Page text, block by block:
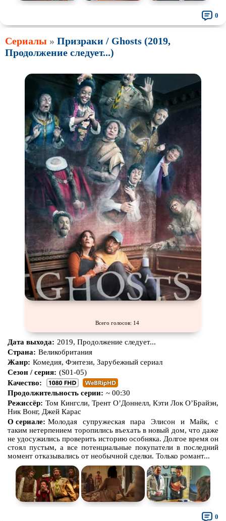
0
Сериалы » Призраки / Ghosts (2019,
Продолжение следует...)
Всего голосов: 14
Дата выхода: 2019, Продолжение следует...
Страна: Великобритания
Жанр: Комедия, Фэнтези, Зарубежный сериал
Сезон / серия: (S01-05)
Качество:
Продолжительность серии: ~ 00:30
Режиссёр: Том Кингсли, Трент О’Доннелл, Кэти Лок О’Брайэн,
Ник Вонг, Джей Карас
О сериале: Молодая супружеская пара Элисон и Майк, с
таким нетерпением торопились въехать в новый дом, что даже
не удосужились проверить историю особняка. Долгое время он
стоял пустым, а все потенциальные покупатели в последний
момент отказывались от необычной сделки. Только романт...
0